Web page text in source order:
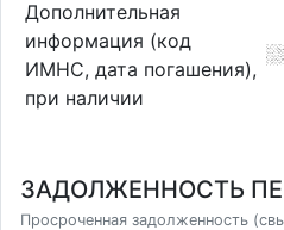
Дополнительная
информация (код
ИМНС, дата погашения),
при наличии
ЗАДОЛЖЕННОСТЬ
Просроченная задолженность